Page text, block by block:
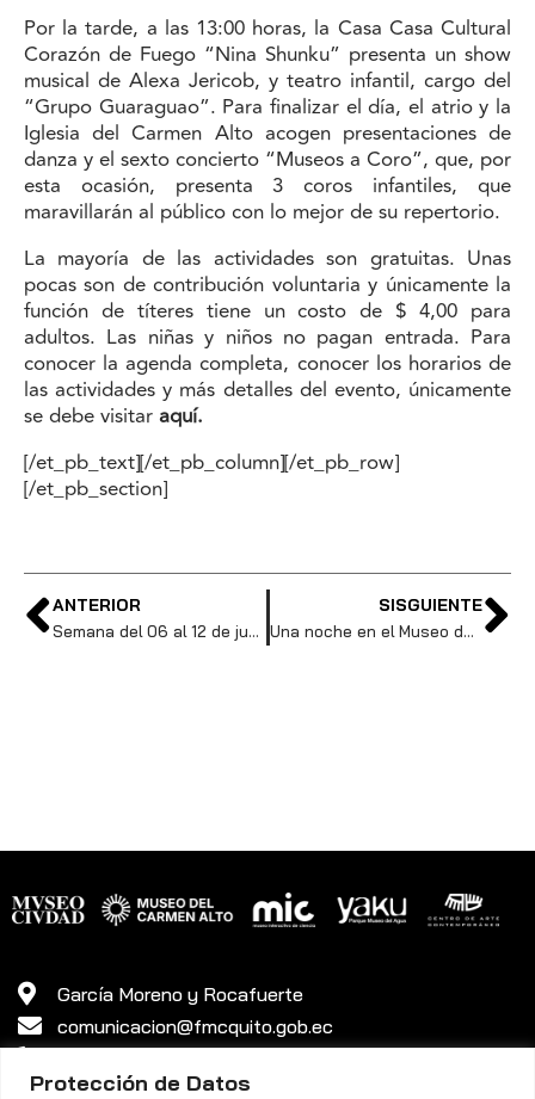
Protección de Datos
Por la tarde, a las 13:00 horas, la Casa Casa Cultural
Corazón de Fuego “Nina Shunku” presenta un show
musical de Alexa Jericob, y teatro infantil, cargo del
“Grupo Guaraguao”. Para finalizar el día, el atrio y la
Iglesia del Carmen Alto acogen presentaciones de
danza y el sexto concierto “Museos a Coro”, que, por
esta ocasión, presenta 3 coros infantiles, que
maravillarán al público con lo mejor de su repertorio.
La mayoría de las actividades son gratuitas. Unas
pocas son de contribución voluntaria y únicamente la
función de títeres tiene un costo de $ 4,00 para
adultos. Las niñas y niños no pagan entrada. Para
conocer la agenda completa, conocer los horarios de
las actividades y más detalles del evento, únicamente
se debe visitaraquí.
[/et_pb_text][/et_pb_column][/et_pb_row]
[/et_pb_section]
ANTERIOR
Semana del 06 al 12 de junio de 2022
SISGUIENTE
Una noche en el Museo del Carmen Alto.
García Moreno y Rocafuerte
comunicacion@fmcquito.gob.ec